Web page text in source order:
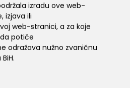
izradu ove web-
izjava ili
web-stranici, a za koje
potiče
odražava nužno zvaničnu